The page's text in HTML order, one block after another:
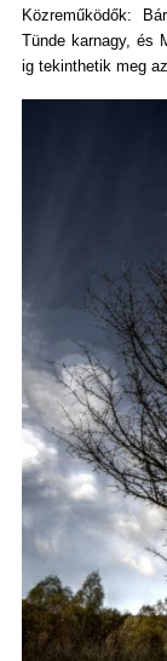
Közreműködők:
Tünde karnagy, és
ig tekinthetik meg